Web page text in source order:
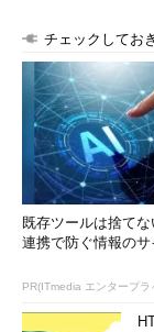
チェックしてお
既存ツールは捨て
連携で防ぐ情報のサ
PR(ITmedia エンタープラ